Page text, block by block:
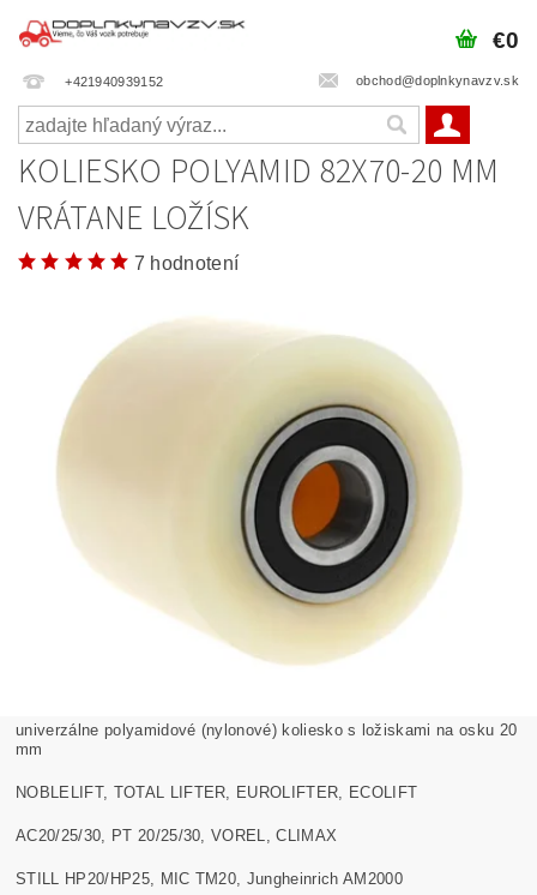
+421940939152 obchod@doplnkynavzv.sk
€0
KOLIESKO POLYAMID 82X70-20 MM
VRÁTANE LOŽÍSK
7 hodnotení
univerzálne polyamidové (nylonové) koliesko s ložiskami na osku 20
mm
NOBLELIFT, TOTAL LIFTER, EUROLIFTER, ECOLIFT
AC20/25/30, PT 20/25/30, VOREL, CLIMAX
STILL HP20/HP25, MIC TM20, Jungheinrich AM2000